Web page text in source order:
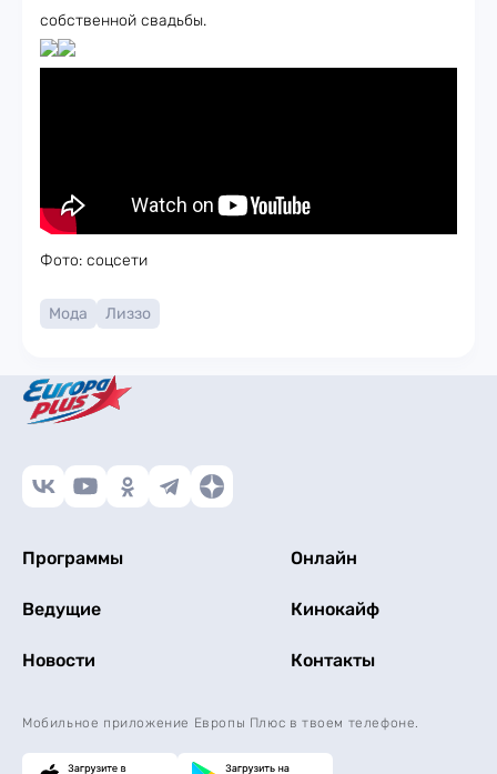
собственной свадьбы.
Фото: соцсети
Мода Лиззо
Программы Онлайн
Ведущие Кинокайф
Новости Контакты
Мобильное приложение Европы Плюс в твоем телефоне.